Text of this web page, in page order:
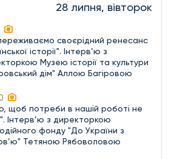
28 липня, вівторок
своєрідний ренесанс
історії". Інтерв’ю з
Музею історії та культури
дім" Аллою Багіровою
щоб потреби в нашій роботі не
Інтерв’ю з директоркою
фонду "До України з
Тетяною Рябоволовою